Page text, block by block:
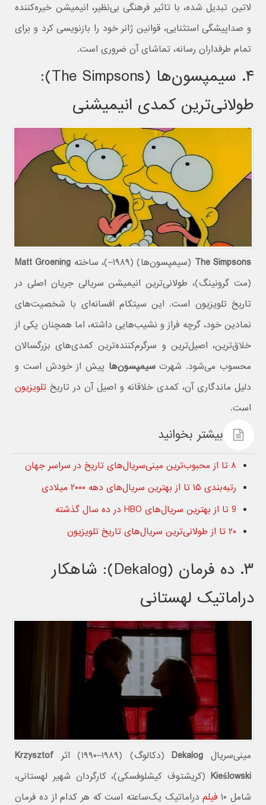
لاتین تبدیل شده، با تاثیر فرهنگی بی‌نظیر، انیمیشن خیره‌کننده
و صداپیشگی استثنایی، قوانین ژانر خود را بازنویسی کرد و برای
تمام طرفداران رسانه، تماشای آن ضروری است.
۴. سیمپسون‌ها (The Simpsons):
طولانی‌ترین کمدی انیمیشنی
The Simpsons (سیمپسون‌ها) (۱۹۸۹–)، ساخته
Matt Groening
(مت گرونینگ)، طولانی‌ترین انیمیشن سریالی جریان اصلی در
تاریخ تلویزیون است. این سیتکام افسانه‌ای با شخصیت‌های
نمادین خود، گرچه فراز و نشیب‌هایی داشته، اما همچنان یکی از
خلاق‌ترین، اصیل‌ترین و سرگرم‌کننده‌ترین کمدی‌های بزرگسالان
محسوب می‌شود. شهرتسیمپسون‌ها پیش از خودش است و
دلیل ماندگاری آن، کمدی خلاقانه و اصیل آن در تاریخ تلویزیون
است.
بیشتر بخوانید
۸ تا از محبوب‌ترین مینی‌سریال‌های تاریخ در سراسر جهان
رتبه‌بندی ۱۵ تا از بهترین سریال‌های دهه ۲۰۰۰ میلادی
9 تا از بهترین سریال‌های HBO در ده سال گذشته
۲۰ تا از طولانی‌ترین سریال‌های تاریخ تلویزیون
۳. ده فرمان (Dekalog): شاهکار
دراماتیک لهستانی
مینی‌سریال Dekalog(دکالوگ) (۱۹۸۹–۱۹۹۰) اثر
Krzysztof
Kieślowski (کریشتوف کیشلوفسکی)، کارگردان شهیر لهستانی،
شامل ۱۰
فیلمدراماتیک یک‌ساعته است که هر کدام از ده فرمان